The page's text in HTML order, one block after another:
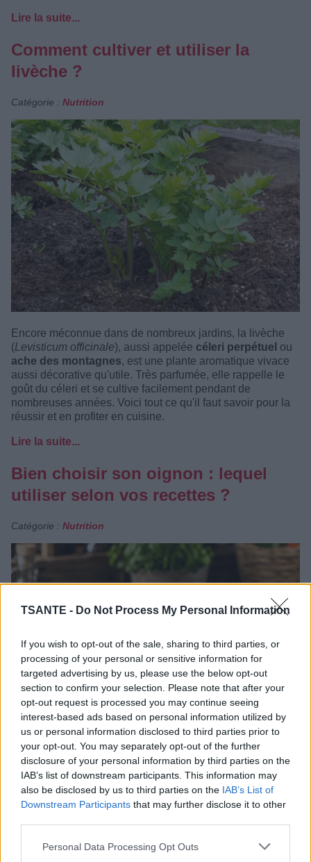
TSANTE - Do Not Process My Personal Information
If you wish to opt-out of the sale, sharing to third parties, or
processing of your personal or sensitive information for
targeted advertising by us, please use the below opt-out
section to confirm your selection. Please note that after your
opt-out request is processed you may continue seeing
interest-based ads based on personal information utilized by
us or personal information disclosed to third parties prior to
your opt-out. You may separately opt-out of the further
disclosure of your personal information by third parties on the
IAB’s list of downstream participants. This information may
also be disclosed by us to third parties on the IAB’s List of
Downstream Participants that may further disclose it to other
Personal Data Processing Opt Outs
Lire la suite...
Comment cultiver et utiliser la
livèche ?
Catégorie : Nutrition
Encore méconnue dans de nombreux jardins, la livèche
(Levisticum officinale), aussi appelée céleri perpétuel ou
ache des montagnes, est une plante aromatique vivace
aussi décorative qu'utile. Très parfumée, elle rappelle le
goût du céleri et se cultive facilement pendant de
nombreuses années. Voici tout ce qu'il faut savoir pour la
réussir et en profiter en cuisine.
Lire la suite...
Bien choisir son oignon : lequel
utiliser selon vos recettes ?
Catégorie : Nutrition
Tous les oignons ne se valent pas en cuisine. Blanc, jaune
ou rouge, chacun possède une saveur et une texture qui le
rendent plus adapté à certaines préparations. Bien les
choisir permet de sublimer vos plats.
Lire la suite...
Ces aliments sont associés à un